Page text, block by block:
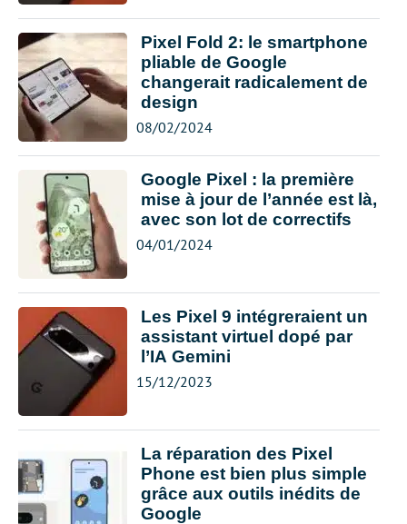
Pixel Fold 2: le smartphone
pliable de Google
changerait radicalement de
design
08/02/2024
Google Pixel : la première
mise à jour de l’année est là,
avec son lot de correctifs
04/01/2024
Les Pixel 9 intégreraient un
assistant virtuel dopé par
l’IA Gemini
15/12/2023
La réparation des Pixel
Phone est bien plus simple
grâce aux outils inédits de
Google